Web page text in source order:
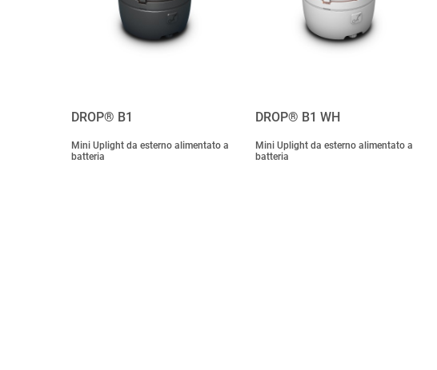
DROP® B1
Mini Uplight da esterno alimentato a
batteria
DROP® B1 WH
Mini Uplight da esterno alimentato a
batteria